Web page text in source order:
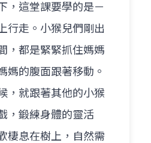
，這堂課要學的是－
行走。小猴兒們剛出
，都是緊緊抓住媽媽
媽的腹面跟著移動。
，就跟著其他的小猴
，鍛練身體的靈活
棲息在樹上，自然需